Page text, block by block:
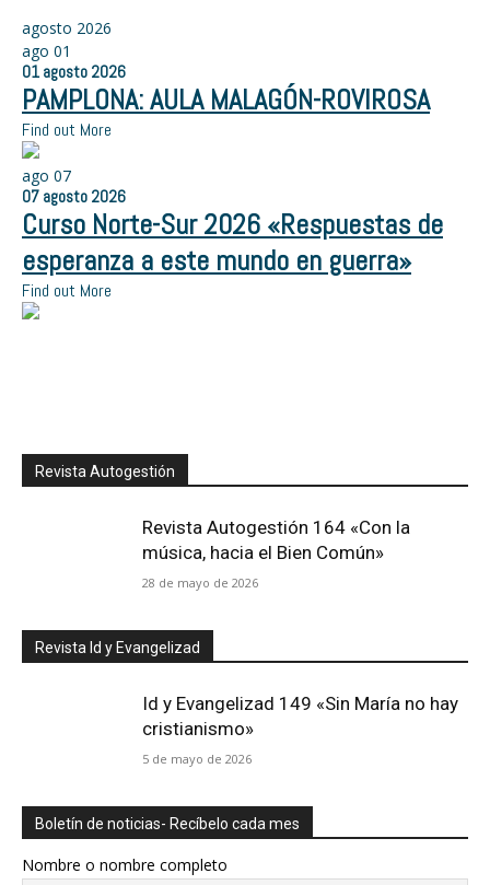
agosto 2026
ago 01
01 agosto 2026
PAMPLONA: AULA MALAGÓN-ROVIROSA
Find out More
ago 07
07 agosto 2026
Curso Norte-Sur 2026 «Respuestas de
esperanza a este mundo en guerra»
Find out More
Revista Autogestión
Revista Autogestión 164 «Con la
música, hacia el Bien Común»
28 de mayo de 2026
Revista Id y Evangelizad
Id y Evangelizad 149 «Sin María no hay
cristianismo»
5 de mayo de 2026
Boletín de noticias- Recíbelo cada mes
Nombre o nombre completo